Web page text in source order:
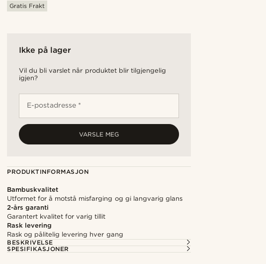
Gratis Frakt
Ikke på lager
Vil du bli varslet når produktet blir tilgjengelig
igjen?
E-postadresse *
VARSLE MEG
PRODUKTINFORMASJON
Bambuskvalitet
Utformet for å motstå misfarging og gi langvarig glans
2-års garanti
Garantert kvalitet for varig tillit
Rask levering
Rask og pålitelig levering hver gang
BESKRIVELSE
SPESIFIKASJONER